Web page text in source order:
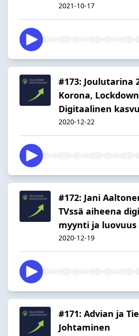
2021-10-17
#173: Joulutarina
Korona,
Digitaalinen kasvu
2020-12-22
#172: Jani
TVssä aiheena
myynti ja luovuus
2020-12-19
#171: Advian ja
Johtaminen